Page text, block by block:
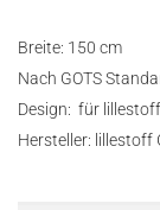
Breite: 150 cm
Nach GOTS
Design: für
Hersteller: lillestoff